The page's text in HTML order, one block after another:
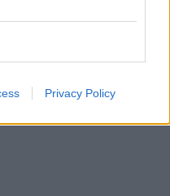
Privacy Policy